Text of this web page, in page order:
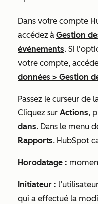
Dans votre compte
accédez à Gestion
événements. Si
votre compte,
données > Gestion
Passez le curseur de
Cliquez sur Actions,
dans. Dans le menu
Rapports. HubSpot
Horodatage :
Initiateur :
qui a effectué la